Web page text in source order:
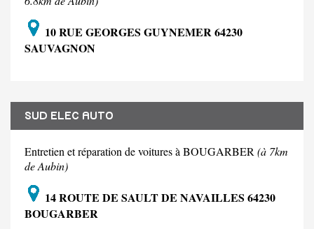
10 RUE GEORGES GUYNEMER 64230
SAUVAGNON
SUD ELEC AUTO
Entretien et réparation de voitures à BOUGARBER(à 7km
de Aubin)
14 ROUTE DE SAULT DE NAVAILLES 64230
BOUGARBER